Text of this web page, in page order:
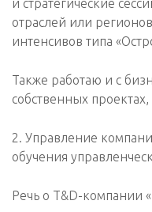
и стратегические
отраслей или
интенсивов типа
Также работаю и с
собственных
2. Управление
обучения
Речь о T&D-компании